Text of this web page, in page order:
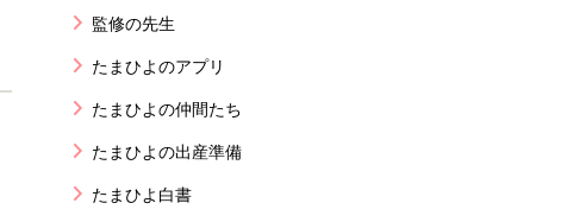
監修の先生
たまひよのアプリ
たまひよの仲間たち
たまひよの出産準備
たまひよ白書